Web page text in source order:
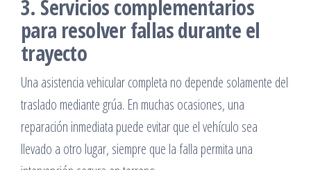
3. Servicios complementarios
para resolver fallas durante el
trayecto
Una asistencia vehicular completa no depende solamente del
traslado mediante grúa. En muchas ocasiones, una
reparación inmediata puede evitar que el vehículo sea
llevado a otro lugar, siempre que la falla permita una